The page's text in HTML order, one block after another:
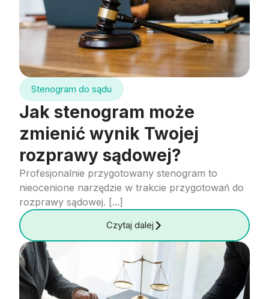
Stenogram do sądu
Jak stenogram może
zmienić wynik Twojej
rozprawy sądowej?
Profesjonalnie przygotowany stenogram to
nieocenione narzędzie w trakcie przygotowań do
rozprawy sądowej. [...]
Czytaj dalej